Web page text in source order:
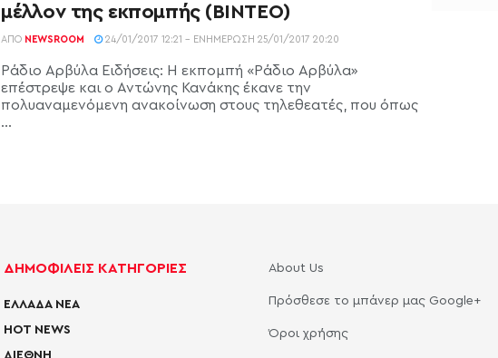
μέλλον της εκπομπής (ΒΙΝΤΕΟ)
ΑΠΌ NEWSROOM 24/01/2017 12:21 - ΕΝΗΜΈΡΩΣΗ 25/01/2017 20:20
Ράδιο Αρβύλα Ειδήσεις: Η εκπομπή «Ράδιο Αρβύλα»
επέστρεψε και ο Αντώνης Κανάκης έκανε την
πολυαναμενόμενη ανακοίνωση στους τηλεθεατές, που όπως
...
ΔΗΜΟΦΙΛΕΙΣ ΚΑΤΗΓΟΡΙΕΣ
ΕΛΛΑΔΑ ΝΕΑ
HOT NEWS
About Us
Πρόσθεσε το μπάνερ μας Google+
Όροι χρήσης